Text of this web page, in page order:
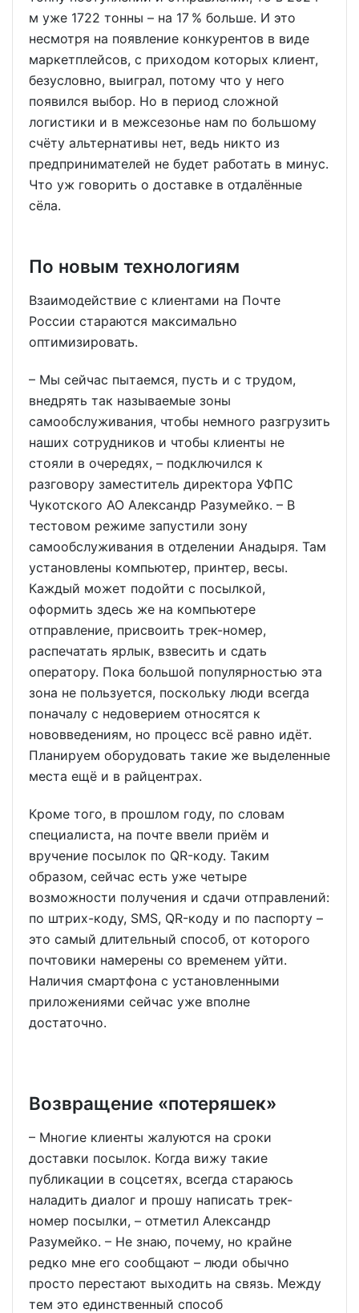
м уже 1722 тонны – на 17 % больше. И это
несмотря на появление конкурентов в виде
маркетплейсов, с приходом которых клиент,
безусловно, выиграл, потому что у него
появился выбор. Но в период сложной
логистики и в межсезонье нам по большому
счёту альтернативы нет, ведь никто из
предпринимателей не будет работать в минус.
Что уж говорить о доставке в отдалённые
сёла.
По новым технологиям
Взаимодействие с клиентами на Почте
России стараются максимально
оптимизировать.
– Мы сейчас пытаемся, пусть и с трудом,
внедрять так называемые зоны
самообслуживания, чтобы немного разгрузить
наших сотрудников и чтобы клиенты не
стояли в очередях, – подключился к
разговору заместитель директора УФПС
Чукотского АО Александр Разумейко. – В
тестовом режиме запустили зону
самообслуживания в отделении Анадыря. Там
установлены компьютер, принтер, весы.
Каждый может подойти с посылкой,
оформить здесь же на компьютере
отправление, присвоить трек-номер,
распечатать ярлык, взвесить и сдать
оператору. Пока большой популярностью эта
зона не пользуется, поскольку люди всегда
поначалу с недоверием относятся к
нововведениям, но процесс всё равно идёт.
Планируем оборудовать такие же выделенные
места ещё и в райцентрах.
Кроме того, в прошлом году, по словам
специалиста, на почте ввели приём и
вручение посылок по QR-коду. Таким
образом, сейчас есть уже четыре
возможности получения и сдачи отправлений:
по штрих-коду, SMS, QR-коду и по паспорту –
это самый длительный способ, от которого
почтовики намерены со временем уйти.
Наличия смартфона с установленными
приложениями сейчас уже вполне
достаточно.
Возвращение «потеряшек»
– Многие клиенты жалуются на сроки
доставки посылок. Когда вижу такие
публикации в соцсетях, всегда стараюсь
наладить диалог и прошу написать трек-
номер посылки, – отметил Александр
Разумейко. – Не знаю, почему, но крайне
редко мне его сообщают – люди обычно
просто перестают выходить на связь. Между
тем это единственный способ